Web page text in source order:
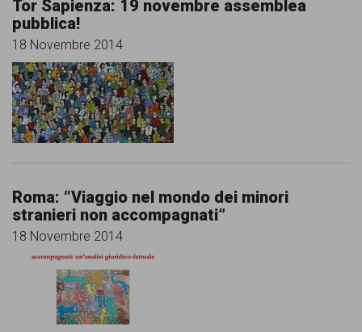
Tor Sapienza: 19 novembre assemblea
pubblica!
18 Novembre 2014
Roma: “Viaggio nel mondo dei minori
stranieri non accompagnati”
18 Novembre 2014